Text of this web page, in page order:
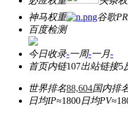
神马权重
谷歌PR
百度检测
今日收录-一周-一月-
首页内链107出站链接5
世界排名88,604国内排
日均IP≈1800日均PV≈